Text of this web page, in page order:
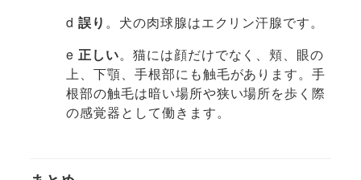
d 誤り 。犬の肉球腺はエクリン汗腺です。
e 正しい。猫には顔だけでなく、頬、眼の
上、下顎、手根部にも触毛があります。手
根部の触毛は暗い場所や狭い場所を歩く際
の感覚器として働きます。